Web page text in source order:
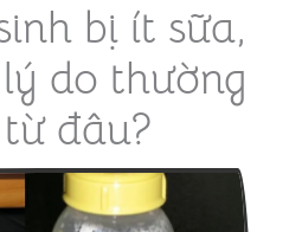
bị ít sữa,
do thường
đâu?